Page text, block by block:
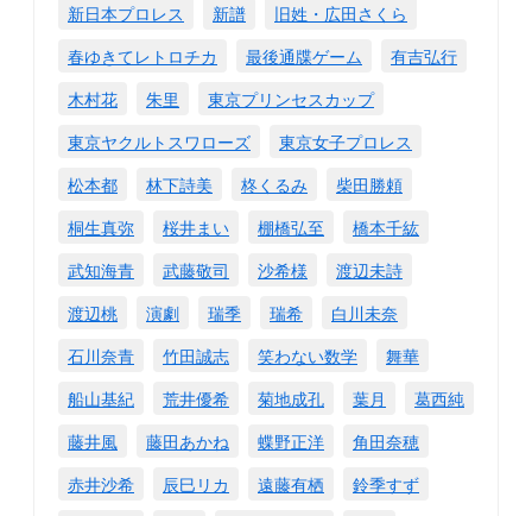
新日本プロレス
新譜
旧姓・広田さくら
春ゆきてレトロチカ
最後通牒ゲーム
有吉弘行
木村花
朱里
東京プリンセスカップ
東京ヤクルトスワローズ
東京女子プロレス
松本都
林下詩美 柊くるみ
柴田勝頼
桐生真弥
桜井まい 棚橋弘至
橋本千紘
武知海青
武藤敬司 沙希様
渡辺未詩
渡辺桃
演劇 瑞季 瑞希
白川未奈
石川奈青
竹田誠志 笑わない数学
舞華
船山基紀
荒井優希 菊地成孔 葉月
葛西純
藤井風
藤田あかね 蝶野正洋
角田奈穂
赤井沙希
辰巳リカ 遠藤有栖
鈴季すず